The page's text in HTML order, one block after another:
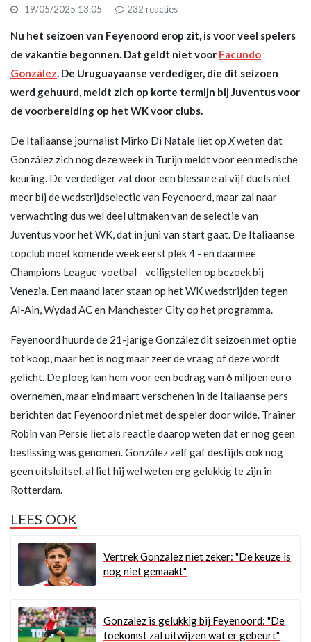
19/05/2025 13:05 232 reacties
Nu het seizoen van Feyenoord erop zit, is voor veel spelers
de vakantie begonnen. Dat geldt niet voor Facundo
González. De Uruguayaanse verdediger, die dit seizoen
werd gehuurd, meldt zich op korte termijn bij Juventus voor
de voorbereiding op het WK voor clubs.
De Italiaanse journalist Mirko Di Natale liet op Xweten dat
González zich nog deze week in Turijn meldt voor een medische
keuring. De verdediger zat door een blessure al vijf duels niet
meer bij de wedstrijdselectie van Feyenoord, maar zal naar
verwachting dus wel deel uitmaken van de selectie van
Juventus voor het WK, dat in juni van start gaat. De Italiaanse
topclub moet komende week eerst plek 4 - en daarmee
Champions League-voetbal - veiligstellen op bezoek bij
Venezia. Een maand later staan op het WK wedstrijden tegen
Al-Ain, Wydad AC en Manchester City op het programma.
Feyenoord huurde de 21-jarige González dit seizoen met optie
tot koop, maar het is nog maar zeer de vraag of deze wordt
gelicht. De ploeg kan hem voor een bedrag van 6 miljoen euro
overnemen, maar eind maart verschenen in de Italiaanse pers
berichten dat Feyenoord niet met de speler door wilde. Trainer
Robin van Persie liet als reactie daarop weten dat er nog geen
beslissing was genomen. González zelf gaf destijds ook nog
geen uitsluitsel, al liet hij wel weten erg gelukkig te zijn in
Rotterdam.
LEES OOK
Vertrek Gonzalez niet zeker: "De keuze is
nog niet gemaakt"
Gonzalez is gelukkig bij Feyenoord: "De
toekomst zal uitwijzen wat er gebeurt"